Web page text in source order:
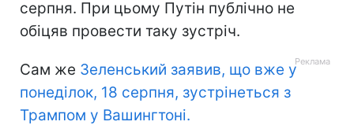
серпня. При цьому Путін публічно не
обіцяв провести таку зустріч.
Сам же Зеленський заявив, що вже у
понеділок, 18 серпня, зустрінеться з
Трампом у Вашингтоні.